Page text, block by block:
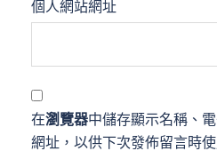
個人網站網址
在瀏覽器中儲存顯示名稱、
網址，以供下次發佈留言時使